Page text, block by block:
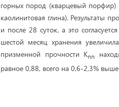
горных пород (кварцевый порфир)
каолинитовая глина). Результаты
и после 28 суток, а это
шестой месяц хранения
призменной прочности Кпп
равное 0,88, всего на 0,6-2,3%